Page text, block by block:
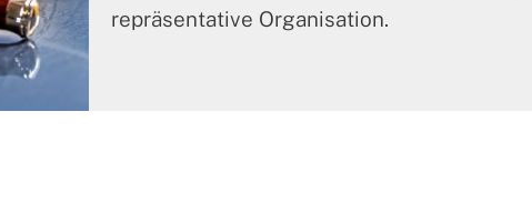
repräsentative Organisation.